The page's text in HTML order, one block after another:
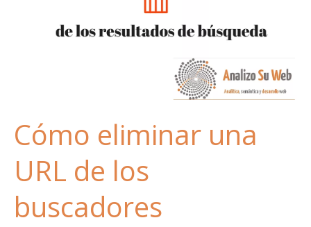
Cómo eliminar una
URL de los
buscadores